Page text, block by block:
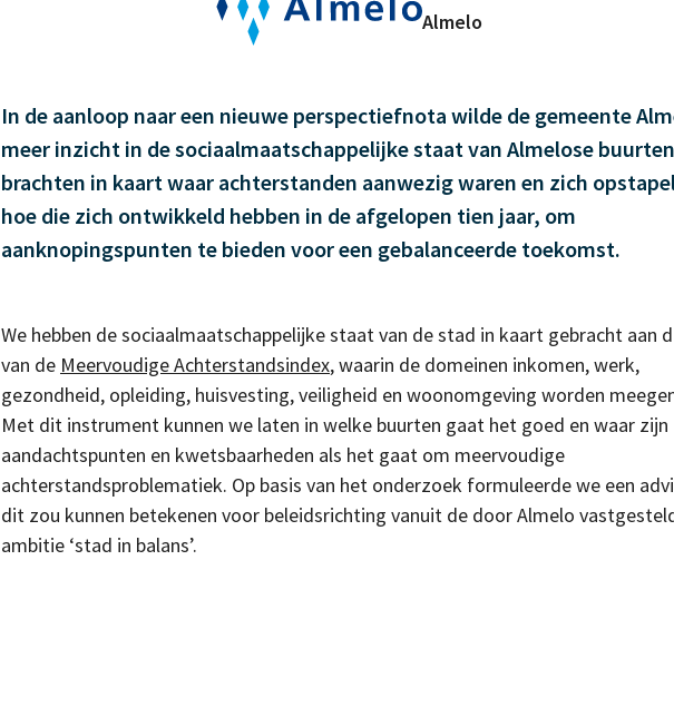
Almelo
In de aanloop naar een nieuwe perspectiefnota wilde de gemeente
meer inzicht in de sociaalmaatschappelijke staat van Almelose
brachten in kaart waar achterstanden aanwezig waren en zich
hoe die zich ontwikkeld hebben in de afgelopen tien jaar, om
aanknopingspunten te bieden voor een gebalanceerde toekomst.
We hebben de sociaalmaatschappelijke staat van de stad in kaart gebracht aan
van de Meervoudige Achterstandsindex, waarin de domeinen inkomen, werk,
gezondheid, opleiding, huisvesting, veiligheid en woonomgeving worden
Met dit instrument kunnen we laten in welke buurten gaat het goed en waar zijn
aandachtspunten en kwetsbaarheden als het gaat om meervoudige
achterstandsproblematiek. Op basis van het onderzoek formuleerde we een
dit zou kunnen betekenen voor beleidsrichting vanuit de door Almelo
ambitie ‘stad in balans’.